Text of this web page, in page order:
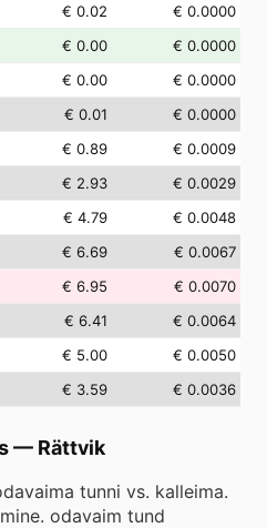
€ 0.02
€ 0.0000
€ 0.00
€ 0.0000
€ 0.00
€ 0.0000
€ 0.01
€ 0.0000
€ 0.89
€ 0.0009
€ 2.93
€ 0.0029
€ 4.79
€ 0.0048
€ 6.69
€ 0.0067
€ 6.95
€ 0.0070
€ 6.41
€ 0.0064
€ 5.00
€ 0.0050
€ 3.59 € 0.0036
— Rättvik
tunni vs. kalleima.
odavaim tund